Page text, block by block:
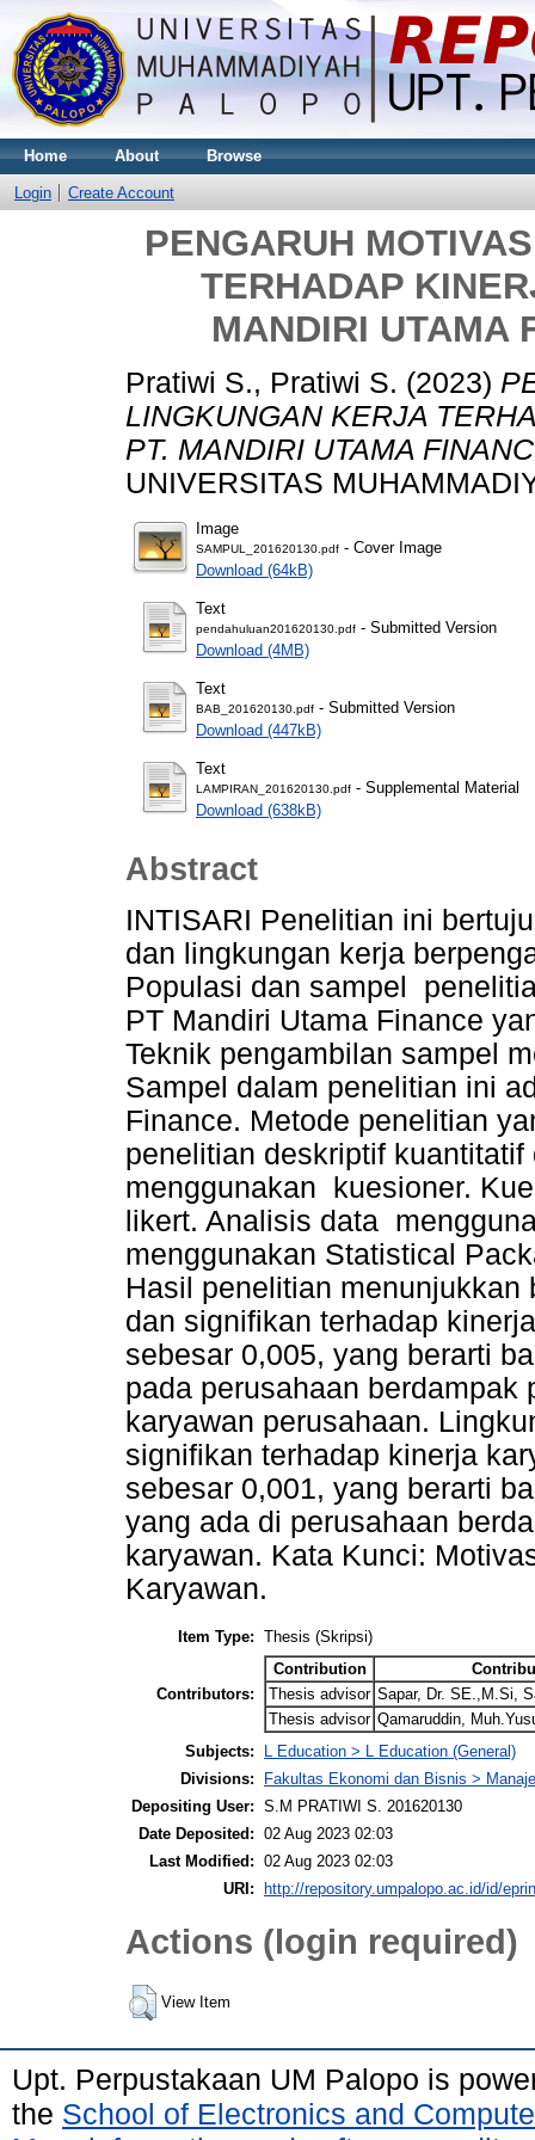
Home About Browse
Login Create Account
PENGARUH
TERHADAP
MANDIRI UTAMA
Pratiwi S., Pratiwi S. (2023)
LINGKUNGAN KERJA
PT. MANDIRI UTAMA
UNIVERSITAS
Image
SAMPUL_201620130.pdf - Cover Image
Download (64kB)
Text
pendahuluan201620130.pdf - Submitted Version
Download (4MB)
Text
BAB_201620130.pdf - Submitted Version
Download (447kB)
Text
LAMPIRAN_201620130.pdf - Supplemental Material
Download (638kB)
Abstract
INTISARI Penelitian ini
dan lingkungan kerja
Populasi dan sampel
PT Mandiri Utama Finance
Teknik pengambilan sampel
Sampel dalam penelitian ini
Finance. Metode penelitian
penelitian deskriptif
menggunakan kuesioner.
likert. Analisis data
menggunakan Statistical
Hasil penelitian
dan signifikan terhadap
sebesar 0,005, yang berarti
pada perusahaan
karyawan perusahaan.
signifikan terhadap kinerja
sebesar 0,001, yang berarti
yang ada di perusahaan
karyawan. Kata Kunci:
Karyawan.
Item Type: Thesis (Skripsi)
Contributors:
Contribution
Thesis advisor Sapar, Dr. SE.,M.Si,
Thesis advisor Qamaruddin,
Subjects:
L Education > L Education (General)
Divisions:
Fakultas Ekonomi dan Bisnis >
Depositing User: S.M PRATIWI S. 201620130
Date Deposited: 02 Aug 2023 02:03
Last Modified: 02 Aug 2023 02:03
URI:
http://repository.umpalopo.ac.id/id/
Actions (login required)
View Item
Upt. Perpustakaan UM Palopo is
the School of Electronics and